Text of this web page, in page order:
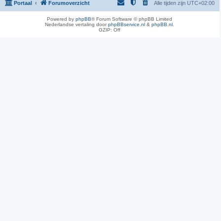
Portaal Forumoverzicht Alle tijden zijn UTC+02:00
Powered byphpBB® Forum Software © phpBB Limited
Nederlandse vertaling doorphpBBservice.nl &phpBB.nl
GZIP: Off